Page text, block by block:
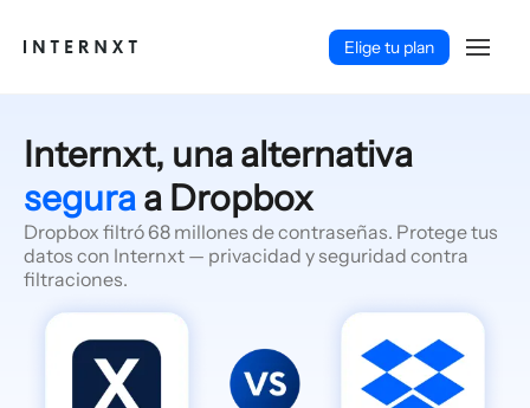
Elige tu plan
Internxt, una alternativa
seguraa Dropbox
Dropbox filtró 68 millones de contraseñas. Protege tus
datos con Internxt — privacidad y seguridad contra
filtraciones.